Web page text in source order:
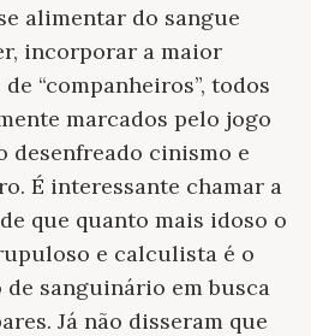
alimentar do sangue
incorporar a maior
“companheiros”, todos
marcados pelo jogo
desenfreado cinismo e
É interessante chamar a
que quanto mais idoso o
e calculista é o
sanguinário em busca
Já não disseram que